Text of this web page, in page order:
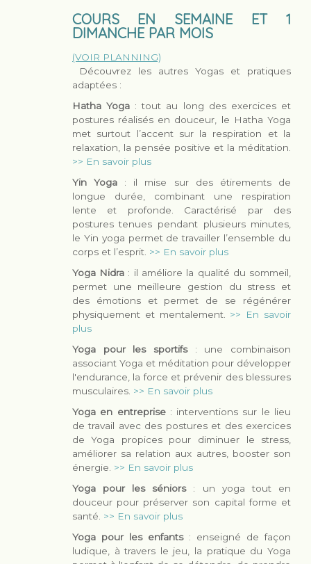
COURS EN SEMAINE ET 1
DIMANCHE PAR MOIS
(VOIR PLANNING)
Découvrez les autres Yogas et pratiques
adaptées :
Hatha Yoga : tout au long des exercices et
postures réalisés en douceur, le Hatha Yoga
met surtout l’accent sur la respiration et la
relaxation, la pensée positive et la méditation.
>> En savoir plus
Yin Yoga : il mise sur des étirements de
longue durée, combinant une respiration
lente et profonde. Caractérisé par des
postures tenues pendant plusieurs minutes,
le Yin yoga permet de travailler l’ensemble du
corps et l’esprit. >> En savoir plus
Yoga Nidra : il améliore la qualité du sommeil,
permet une meilleure gestion du stress et
des émotions et permet de se régénérer
physiquement et mentalement. >> En savoir
plus
Yoga pour les sportifs: une combinaison
associant Yoga et méditation pour développer
l'endurance, la force et prévenir des blessures
musculaires. >> En savoir plus
Yoga en entreprise: interventions sur le lieu
de travail avec des postures et des exercices
de Yoga propices pour diminuer le stress,
améliorer sa relation aux autres, booster son
énergie. >> En savoir plus
Yoga pour les séniors: un yoga tout en
douceur pour préserver son capital forme et
santé. >> En savoir plus
Yoga pour les enfants: enseigné de façon
ludique, à travers le jeu, la pratique du Yoga